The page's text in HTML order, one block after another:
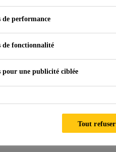
AS-785
rapide
de performance
de fonctionnalité
pour une publicité ciblée
Tout refuser